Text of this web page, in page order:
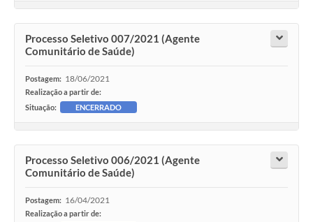
Processo Seletivo 007/2021 (Agente
Comunitário de Saúde)
Postagem: 18/06/2021
Realização a partir de:
Situação:
ENCERRADO
Processo Seletivo 006/2021 (Agente
Comunitário de Saúde)
Postagem: 16/04/2021
Realização a partir de: